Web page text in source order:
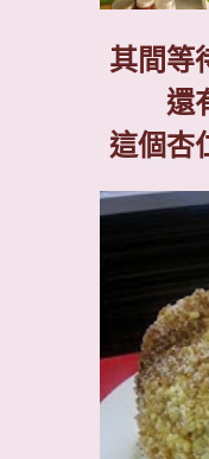
其間等
還
這個杏